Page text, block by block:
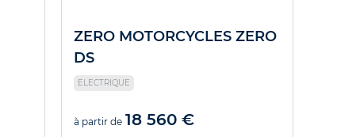
ZERO MOTORCYCLES ZERO
DS
ELECTRIQUE
à partir de 18 560 €